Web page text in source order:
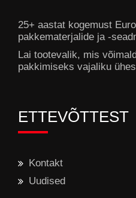
25+ aastat kogemust
pakkematerjalide ja -
Lai tootevalik, mis
pakkimiseks vajaliku
ETTEVÕTTEST
Kontakt
Uudised